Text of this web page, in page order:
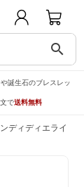
search
誕生石のブレスレッ
で送料無料
ディディエライト）